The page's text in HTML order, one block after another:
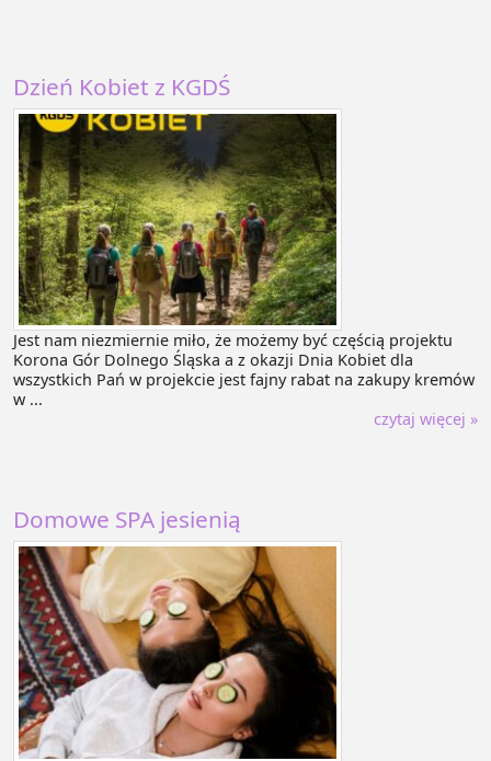
Dzień Kobiet z KGDŚ
Jest nam niezmiernie miło, że możemy być częścią projektu
Korona Gór Dolnego Śląska a z okazji Dnia Kobiet dla
wszystkich Pań w projekcie jest fajny rabat na zakupy kremów
w ...
czytaj więcej »
Domowe SPA jesienią